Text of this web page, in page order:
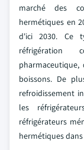
marché des
hermétiques en
d'ici 2030. Ce
réfrigération
boissons. De
refroidissement
les
réfrigérateurs
hermétiques dans